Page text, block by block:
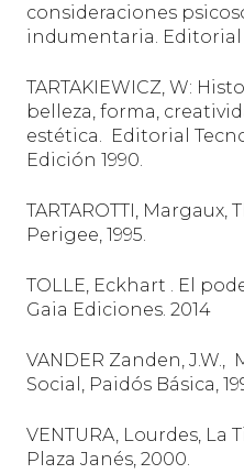
consideraciones
indumentaria. Editorial
TARTAKIEWICZ, W:
belleza, forma,
estética.
Editorial
Edición 1990.
TARTAROTTI, Margaux,
Perigee, 1995.
TOLLE, Eckhart . El
Gaia Ediciones. 2014
VANDER Zanden, J.W.,
Social, Paidós Básica,
VENTURA, Lourdes, La
Plaza Janés, 2000.